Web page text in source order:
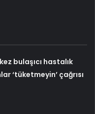
bulaşıcı hastalık
‘tüketmeyin’ çağrısı